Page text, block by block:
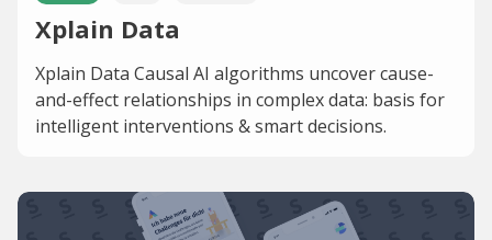
Xplain Data
Xplain Data Causal AI algorithms uncover cause-
and-effect relationships in complex data: basis for
intelligent interventions & smart decisions.